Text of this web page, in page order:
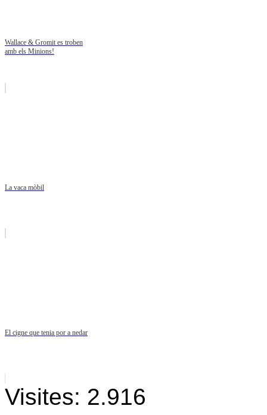
Wallace & Gromit es troben
amb els Minions!
La vaca mòbil
El cigne que tenia por a nedar
Visites: 2.916